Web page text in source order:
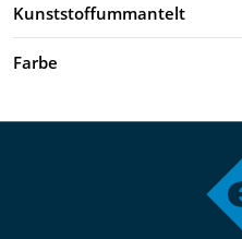
Kunststoffummantelt
Farbe